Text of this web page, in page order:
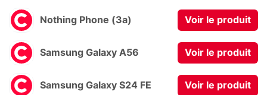
Nothing Phone (3a) Voir le produit
Samsung Galaxy A56 Voir le produit
Samsung Galaxy S24 FE Voir le produit